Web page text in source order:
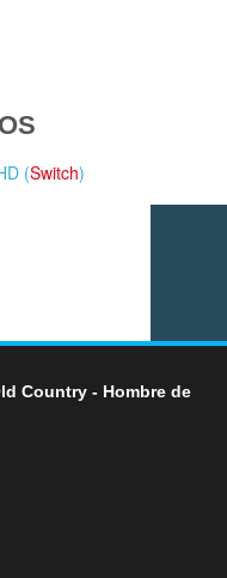
(Switch)
Country - Hombre de